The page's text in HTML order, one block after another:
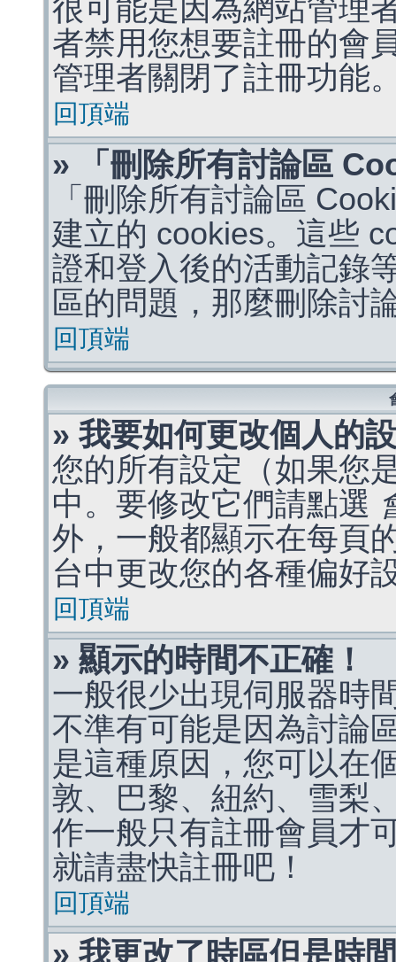
很可能是因為網站管理
者禁用您想要註冊的會
管理者關閉了註冊功能
回頂端
» 「刪除所有討論區
「刪除所有討論區
建立的 cookies。這些
證和登入後的活動記錄
區的問題，那麼刪除討
回頂端
» 我要如何更改個人的
您的所有設定（如果您
中。要修改它們請點選
外，一般都顯示在每頁
台中更改您的各種偏好
回頂端
» 顯示的時間不正確！
一般很少出現伺服器時
不準有可能是因為討論
是這種原因，您可以在
敦、巴黎、紐約、雪梨
作一般只有註冊會員才
就請盡快註冊吧！
回頂端
» 我更改了時區但是時